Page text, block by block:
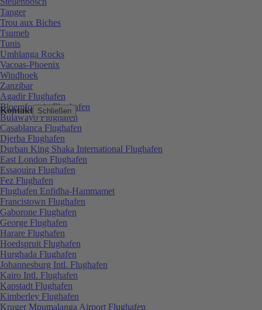
Kontakt Schließen
Tanger
Trou aux Biches
Tsumeb
Tunis
Umhlanga Rocks
Vacoas-Phoenix
Windhoek
Zanzibar
Agadir Flughafen
Bloemfontein Flughafen
Bulawayo Flughafen
Casablanca Flughafen
Djerba Flughafen
Durban King Shaka International Flughafen
East London Flughafen
Essaouira Flughafen
Fez Flughafen
Flughafen Enfidha-Hammamet
Francistown Flughafen
Gaborone Flughafen
George Flughafen
Harare Flughafen
Hoedspruit Flughafen
Hurghada Flughafen
Johannesburg Intl. Flughafen
Kairo Intl. Flughafen
Kapstadt Flughafen
Kimberley Flughafen
Kruger Mpumalanga Airport Flughafen